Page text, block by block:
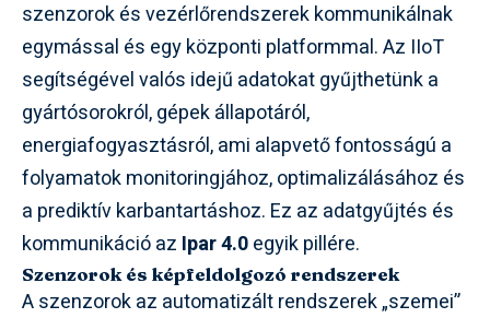
szenzorok és vezérlőrendszerek kommunikálnak
egymással és egy központi platformmal. Az IIoT
segítségével valós idejű adatokat gyűjthetünk a
gyártósorokról, gépek állapotáról,
energiafogyasztásról, ami alapvető fontosságú a
folyamatok monitoringjához, optimalizálásához és
a prediktív karbantartáshoz. Ez az adatgyűjtés és
kommunikáció az Ipar 4.0egyik pillére.
Szenzorok és képfeldolgozó rendszerek
A szenzorok az automatizált rendszerek „szemei”